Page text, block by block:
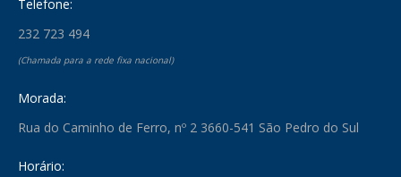
Telefone:
232 723 494
(Chamada para a rede fixa nacional)
Morada:
Rua do Caminho de Ferro, nº 2 3660-541 São Pedro do Sul
Horário: